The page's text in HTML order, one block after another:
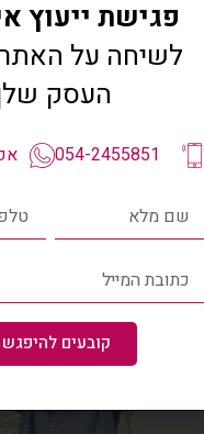
עמוד
פגישת ייעוץ
לשיחה על האתר
העסק
קובעים